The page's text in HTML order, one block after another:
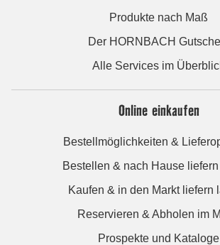
Produkte nach Maß
Der HORNBACH
Alle Services im
Online einkaufen
Bestellmöglichkeiten &
Bestellen & nach Hause
Kaufen & in den Markt liefern
Reservieren & Abholen im
Prospekte und Kataloge